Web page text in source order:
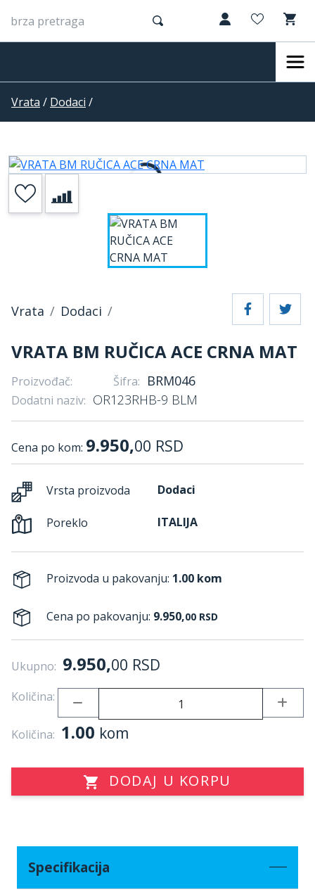
Vrata / Dodaci /
Vrata Dodaci
VRATA BM RUČICA ACE CRNA MAT
Proizvođač: Šifra: BRM046
Dodatni naziv: OR123RHB-9 BLM
Cena po kom: 9.950,00 RSD
Vrsta proizvoda Dodaci
Poreklo ITALIJA
Proizvoda u pakovanju: 1.00 kom
Cena po pakovanju: 9.950,00 RSD
Ukupno: 9.950,00 RSD
Količina:
Količina: 1.00 kom
DODAJ U KORPU
Specifikacija